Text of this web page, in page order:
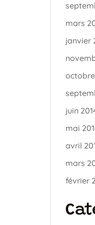
mars
janvier
octobre
juin
mai
avril
mars
février